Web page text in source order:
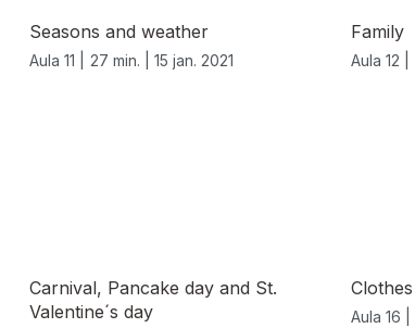
Seasons and weather
Aula 11 | 27 min. | 15 jan. 2021
Family
Aula 12 |
Carnival, Pancake day and St.
Valentine´s day
Clothes
Aula 16 |